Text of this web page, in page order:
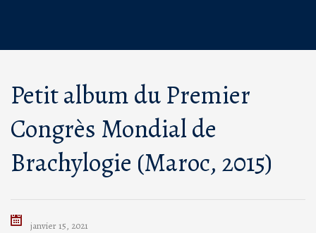
Petit album du Premier
Congrès Mondial de
Brachylogie (Maroc, 2015)
janvier 15, 2021